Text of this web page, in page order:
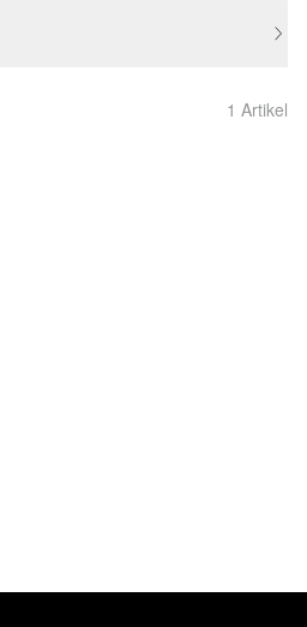
1 Artikel